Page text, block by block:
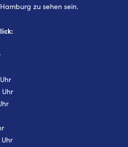
zu sehen sein.
Uhr